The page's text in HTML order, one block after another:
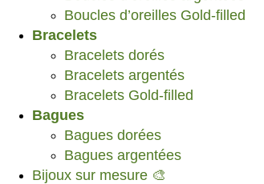
Boucles d’oreilles Gold-filled
Bracelets
Bracelets dorés
Bracelets argentés
Bracelets Gold-filled
Bagues
Bagues dorées
Bagues argentées
Bijoux sur mesure 🎨